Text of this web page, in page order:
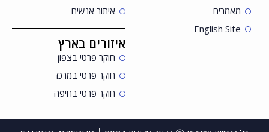
מאמרים
English Site
איתור אנשים
איזורים בארץ
חוקר פרטי בצפון
חוקר פרטי במרכז
חוקר פרטי בחיפה